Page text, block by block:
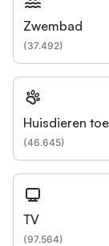
Zwembad
(37.492)
Huisdieren
(46.645)
TV
(97.564)